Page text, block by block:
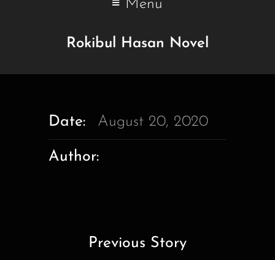
Menu
Rokibul Hasan Novel
Date: August 20, 2020
Author:
Previous Story